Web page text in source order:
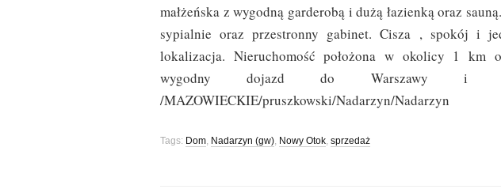
małżeńska z wygodną garderobą i dużą łazienką oraz
sypialnie oraz przestronny gabinet. Cisza , spokój i
lokalizacja. Nieruchomość położona w okolicy 1 km
wygodny dojazd do Warszawy i
/MAZOWIECKIE/pruszkowski/Nadarzyn/Nadarzyn
Tags: Dom, Nadarzyn (gw), Nowy Otok, sprzedaż